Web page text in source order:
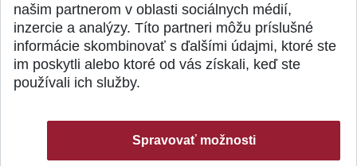
SPÄŤ NA VRCH
našim partnerom v oblasti sociálnych médií,
inzercie a analýzy. Títo partneri môžu príslušné
informácie skombinovať s ďalšími údajmi, ktoré ste
im poskytli alebo ktoré od vás získali, keď ste
používali ich služby.
Spravovať možnosti